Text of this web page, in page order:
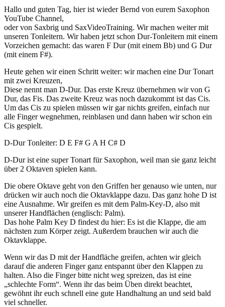
Hallo und guten Tag, hier ist wieder Bernd von eurem Saxophon
YouTube Channel,
oder von Saxbrig und SaxVideoTraining. Wir machen weiter mit
unseren Tonleitern. Wir haben jetzt schon Dur-Tonleitern mit einem
Vorzeichen gemacht: das waren F Dur (mit einem Bb) und G Dur
(mit einem F#).
Heute gehen wir einen Schritt weiter: wir machen eine Dur Tonart
mit zwei Kreuzen,
Diese nennt man D-Dur. Das erste Kreuz übernehmen wir von G
Dur, das Fis. Das zweite Kreuz was noch dazukommt ist das Cis.
Um das Cis zu spielen müssen wir gar nichts greifen, einfach nur
alle Finger wegnehmen, reinblasen und dann haben wir schon ein
Cis gespielt.
D-Dur Tonleiter: D E F# G A H C# D
D-Dur ist eine super Tonart für Saxophon, weil man sie ganz leicht
über 2 Oktaven spielen kann.
Die obere Oktave geht von den Griffen her genauso wie unten, nur
drücken wir auch noch die Oktavklappe dazu. Das ganz hohe D ist
eine Ausnahme. Wir greifen es mit dem Palm-Key-D, also mit
unserer Handflächen (englisch: Palm).
Das hohe Palm Key D findest du hier: Es ist die Klappe, die am
nächsten zum Körper zeigt. Außerdem brauchen wir auch die
Oktavklappe.
Wenn wir das D mit der Handfläche greifen, achten wir gleich
darauf die anderen Finger ganz entspannt über den Klappen zu
halten. Also die Finger bitte nicht weg spreizen, das ist eine
„schlechte Form“. Wenn ihr das beim Üben direkt beachtet,
gewöhnt ihr euch schnell eine gute Handhaltung an und seid bald
viel schneller.